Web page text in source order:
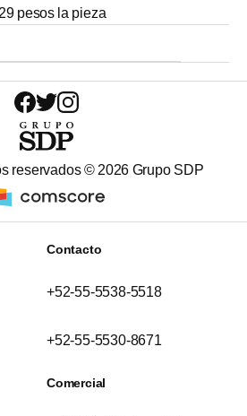
pesos la pieza
reservados © 2026 Grupo SDP
Contacto
+52-55-5538-5518
+52-55-5530-8671
Comercial